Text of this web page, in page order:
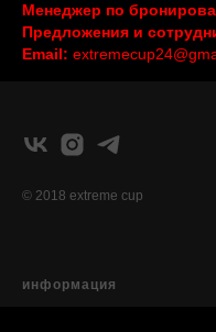
Менеджер по
Предложения и
Email:
© 2018 extreme cup
информация